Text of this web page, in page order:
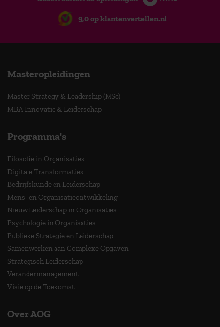
9,0 op klantenvertellen.nl
Masteropleidingen
Master Strategy & Leadership (MSc)
MBA Innovatie & Leiderschap
Programma's
Filosofie in Organisaties
Digitale Transformaties
Bedrijfskunde en Leiderschap
Mens- en Organisatieontwikkeling
Nieuw Leiderschap in Organisaties
Psychologie in Organisaties
Publieke Strategie en Leiderschap
Samenwerken aan Complexe Opgaven
Strategisch Leiderschap
Verandermanagement
Visie op de Toekomst
Over AOG